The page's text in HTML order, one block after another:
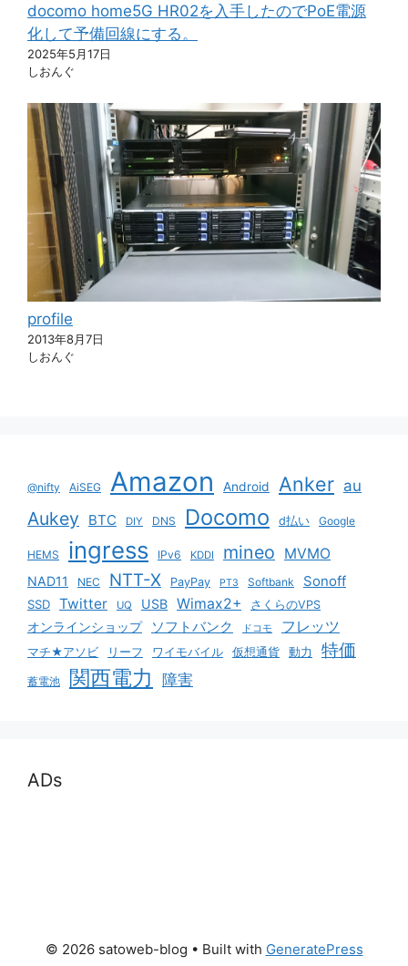
docomo home5G HR02を入手したのでPoE電源
化して予備回線にする。
2025年5月17日
しおんぐ
profile
2013年8月7日
しおんぐ
@nifty AiSEG Amazon Android Anker au
Aukey BTC DIY DNS Docomo d払い Google
HEMS ingress IPv6 KDDI mineo MVMO
NAD11 NEC NTT-X PayPay PT3 Softbank Sonoff
SSD Twitter UQ USB Wimax2+ さくらのVPS
オンラインショップ ソフトバンク ドコモ フレッツ
マチ★アソビ リーフ ワイモバイル 仮想通貨 動力 特価
蓄電池 関西電力 障害
ADs
© 2026 satoweb-blog • Built with GeneratePress